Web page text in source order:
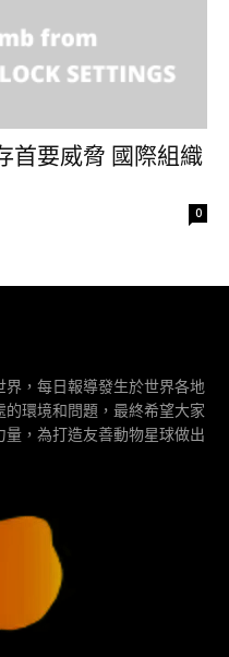
首要威脅 國際組織
0
，每日報導發生於世界各地
環境和問題，最終希望大家
，為打造友善動物星球做出